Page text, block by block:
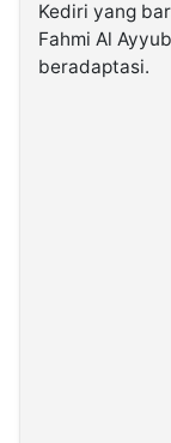
Kediri yang
Fahmi Al
beradaptasi.